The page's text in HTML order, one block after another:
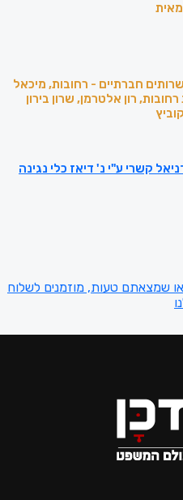
חברתיים - רחובות, מיכאל
רון אלטרמן, שרון בירון
61093-03-23 - דניאל קשרי ע"י נ' דיאז כלי נגינה
שמצאתם טעות, מוזמנים לשלוח